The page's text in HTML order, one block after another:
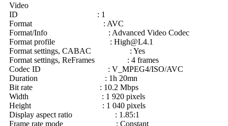
Video
ID : 1
Format : AVC
Format/Info : Advanced Video Codec
Format profile : High@L4.1
Format settings, CABAC : Yes
Format settings, ReFrames : 4 frames
Codec ID : V_MPEG4/ISO/AVC
Duration : 1h 20mn
Bit rate : 10.2 Mbps
Width : 1 920 pixels
Height : 1 040 pixels
Display aspect ratio : 1.85:1
Frame rate mode : Constant